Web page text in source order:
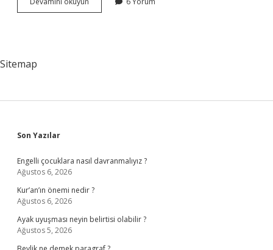
Neye
Sitemap
Sidebar
Son Yazılar
Engelli çocuklara nasıl davranmalıyız ?
Ağustos 6, 2026
Kur’an’ın önemi nedir ?
Ağustos 6, 2026
Ayak uyuşması neyin belirtisi olabilir ?
Ağustos 5, 2026